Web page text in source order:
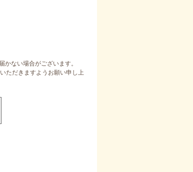
ない場合がございます。
ただきますようお願い申し上